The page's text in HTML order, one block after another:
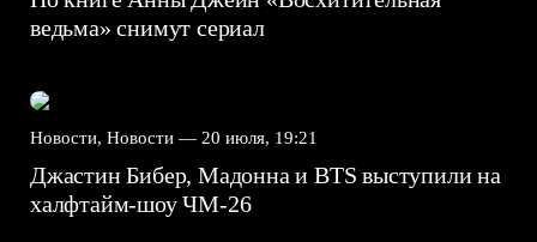
ведьма» снимут сериал
Новости, Новости — 20 июля, 19:21
Джастин Бибер, Мадонна и BTS выступили на
халфтайм-шоу ЧМ-26